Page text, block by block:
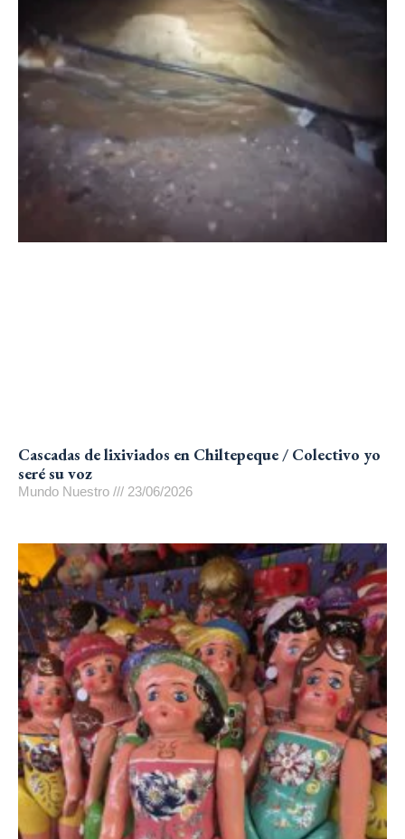
Cascadas de lixiviados en Chiltepeque / Colectivo yo
seré su voz
Mundo Nuestro 23/06/2026